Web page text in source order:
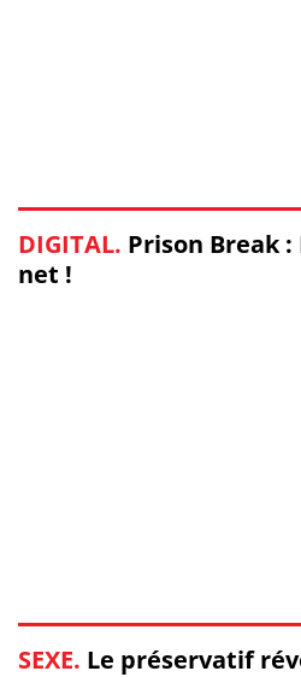
DIGITAL. Prison Break
net !
SEXE. Le préservatif